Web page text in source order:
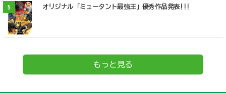
5 オリジナル「ミュータント最強王」優秀作品発表!!!
もっと見る